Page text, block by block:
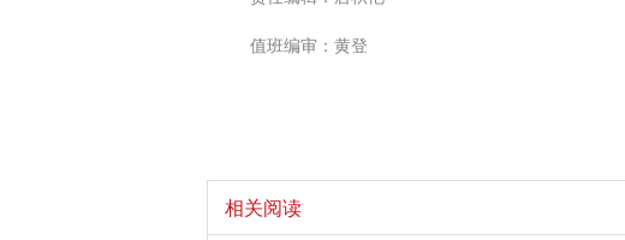
值班编审：黄登
相关阅读